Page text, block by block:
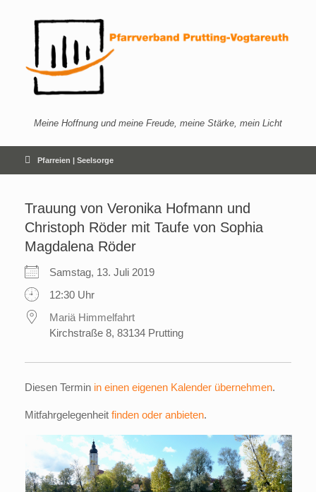
Meine Hoffnung und meine Freude, meine Stärke, mein Licht
Pfarreien | Seelsorge
Trauung von Veronika Hofmann und
Christoph Röder mit Taufe von Sophia
Magdalena Röder
Samstag, 13. Juli 2019
12:30 Uhr
Mariä Himmelfahrt
Kirchstraße 8, 83134 Prutting
Diesen Termin in einen eigenen Kalender übernehmen.
Mitfahrgelegenheit finden oder anbieten.